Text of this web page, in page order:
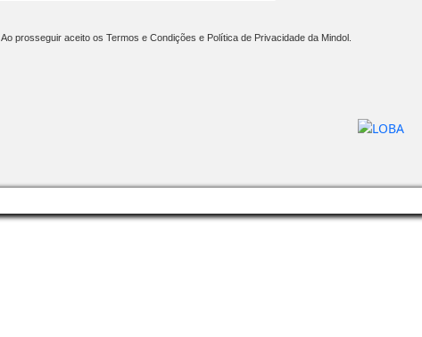
Ao prosseguir aceito os Termos e Condições e Política de Privacidade da Mindol.